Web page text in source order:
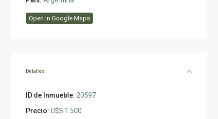
Open In Google Maps
Detalles
ID de Inmueble: 20597
Precio: U$S 1.500